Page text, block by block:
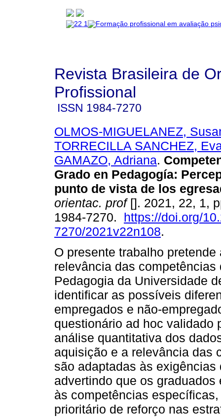
Revista Brasileira de
Profissional
ISSN 1984-7270
OLMOS-MIGUELANEZ,
TORRECILLA SANCHEZ,
GAMAZO, Adriana.
Grado en Pedagogía:
punto de vista de los
orientac. prof[]. 2021, 22, 1,
1984-7270. https://doi.org/
7270/2021v22n108.
O presente trabalho
relevância das
Pedagogia da Universidade
identificar as possíveis
empregados e não-
questionário ad hoc validado
análise quantitativa dos
aquisição e a relevância das
são adaptadas às
advertindo que os
às competências
prioritário de reforço nas